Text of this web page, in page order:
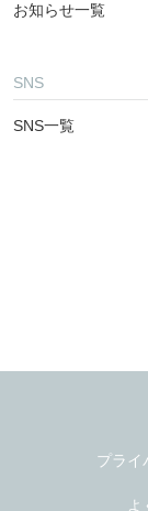
お知らせ一覧
SNS
SNS一覧
プライ
よ